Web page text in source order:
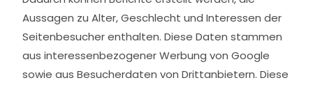
Aussagen zu Alter, Geschlecht und Interessen der
Seitenbesucher enthalten. Diese Daten stammen
aus interessenbezogener Werbung von Google
sowie aus Besucherdaten von Drittanbietern. Diese